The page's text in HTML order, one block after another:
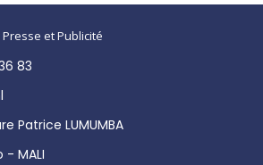
et Publicité
83
Patrice LUMUMBA
- MALI